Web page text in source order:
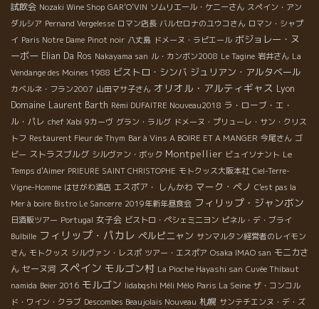
試飲会 Nozaki Wine Shop GAR'O'VIN ソムリエール・ケニーさん スペイン・アン
ダルシア Pernand Vergelesse ロマン店長 バルセロナのユウコさん ロマン・シャプ
イ Paris Notre Dame Pinot noir 八丈島 ドメーヌ・ラピエール ボジョレー・ヌ
ーボー Elian Da Ros Nakayama san ル・カンボン2008 Le Tagine 岩井さん La
Vendange des Moines 1988 ビストロ・シンバ ジュリアン・アルタベール
カベルネ・フラン2007 山田マサ子さん オリオル・アルティギャス Lyon
Domaine Laurent Barth Rémi DUFAITRE Nouveau2018 ラ・ローブ・エ・
ル・パレ chef Xabi 9カーヴ グラン・ラルグ ドメーヌ・プリューレ・サン・クリス
トフ Restaurent Fleur de Thym Bar à Vins A BOIRE ET A MANGER 今尾さん ゴ
ビー ストラスブルグ シルヴァン・ボック Montpellier ビュイソナント Le
Temps d'Aimer PRIEURE SAINT CHRISTOPHE モトクッス大阪本社 Ciel-Terre-
Vigne-Homme はせがわ酒店 エスポア・ しんかわ マーク・ペノ C'est pas la
Mer à boire Bistro Le Sancerre 2019年新年昼食会 フィリップ・ジャンボン
日酒販ツアー Portugal 女子会 ビストロ・ペシェミニヨン ピネル・デ・ブライ
Bulbille フィリップ・パカレ ペルピニャン サンマルタン経営者のレイモン
さん モトクッス シルヴァン・レスポ ツアー・エスポア Osaka IMAO san モニカさ
ん セーヌ河 スペイン モルゴン村 La Pioche Hayashi san Cuvée Thibaut
namida Beier 2016 モルゴン Iidabqshi Méli Mélo Paris La Seine ザ・コンコル
ド・ワイン・クラブ Descombes Beaujolais Nouveau 札幌 サンテチエンヌ・デ・ズ